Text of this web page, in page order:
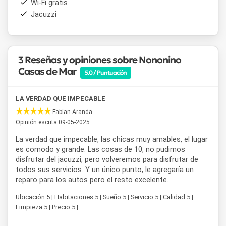
relajante junto al mar.
Wi-Fi gratis
Jacuzzi
3 Reseñas y opiniones sobre Nononino
Casas de Mar
5.0 / Puntuación
LA VERDAD QUE IMPECABLE
Fabian Aranda
Opinión escrita 09-05-2025
La verdad que impecable, las chicas muy amables, el lugar
es comodo y grande. Las cosas de 10, no pudimos
disfrutar del jacuzzi, pero volveremos para disfrutar de
todos sus servicios. Y un único punto, le agregaría un
reparo para los autos pero el resto excelente.
Ubicación 5 | Habitaciones 5 | Sueño 5 | Servicio 5 | Calidad 5 |
Limpieza 5 | Precio 5 |